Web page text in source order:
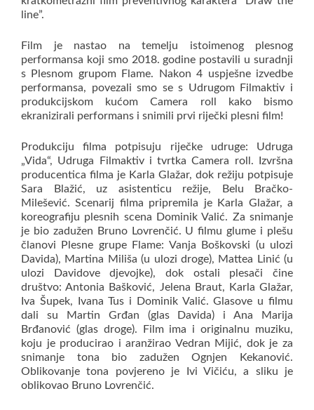
line”.
Film je nastao na temelju istoimenog plesnog
performansa koji smo 2018. godine postavili u suradnji
s Plesnom grupom Flame. Nakon 4 uspješne izvedbe
performansa, povezali smo se s Udrugom Filmaktiv i
produkcijskom kućom Camera roll kako bismo
ekranizirali performans i snimili prvi riječki plesni film!
Produkciju filma potpisuju riječke udruge: Udruga
„Vida“, Udruga Filmaktiv i tvrtka Camera roll. Izvršna
producentica filma je Karla Glažar, dok režiju potpisuje
Sara Blažić, uz asistenticu režije, Belu Bračko-
Milešević. Scenarij filma pripremila je Karla Glažar, a
koreografiju plesnih scena Dominik Valić. Za snimanje
je bio zadužen Bruno Lovrenčić. U filmu glume i plešu
članovi Plesne grupe Flame: Vanja Boškovski (u ulozi
Davida), Martina Miliša (u ulozi droge), Mattea Linić (u
ulozi Davidove djevojke), dok ostali plesači čine
društvo: Antonia Bašković, Jelena Braut, Karla Glažar,
Iva Šupek, Ivana Tus i Dominik Valić. Glasove u filmu
dali su Martin Grđan (glas Davida) i Ana Marija
Brđanović (glas droge). Film ima i originalnu muziku,
koju je producirao i aranžirao Vedran Mijić, dok je za
snimanje tona bio zadužen Ognjen Kekanović.
Oblikovanje tona povjereno je Ivi Vičiću, a sliku je
oblikovao Bruno Lovrenčić.